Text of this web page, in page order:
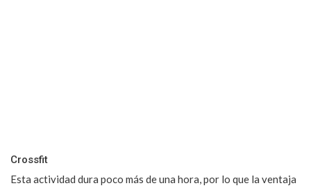
Crossfit
Esta actividad dura poco más de una hora, por lo que la ventaja